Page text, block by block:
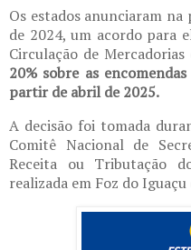
Os estados anunciaram
de 2024, um acordo para
Circulação de Mercadorias
20% sobre as
partir de abril de 2025.
A decisão foi tomada
Comitê Nacional de
Receita ou Tributação
realizada em Foz do Iguaçu